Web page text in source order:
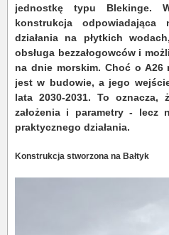
jednostkę typu Blekinge.
konstrukcja
działania na płytkich
obsługa bezzałogowców i
na dnie morskim. Choć o
jest w budowie, a jego
lata 2030-2031. To oznacza,
założenia i parametry - lecz
praktycznego działania.
Konstrukcja stworzona na Bałtyk